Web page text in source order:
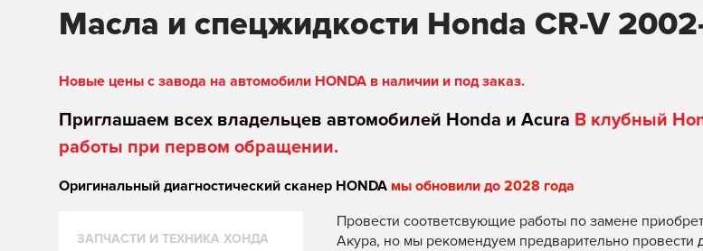
Масла и спецжидкости Honda CR-V
Новые цены с завода на автомобили HONDA в наличии и под заказ.
Приглашаем всех владельцев автомобилей Honda и Acura В клубный
работы при первом обращении.
Оригинальный диагностический сканер HONDA мы обновили до 2028 года
ЗАПЧАСТИ И ТЕХНИКА ХОНДА
Провести соответсвующие работы по замене
Акура, но мы рекомендуем предварительно провести